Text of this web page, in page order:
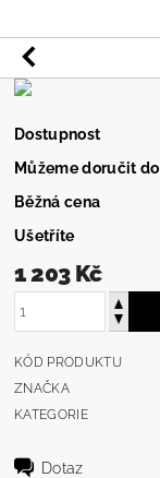
Dostupnost
Můžeme doručit do
Běžná cena
Ušetříte
1 203 Kč
KÓD PRODUKTU
ZNAČKA
KATEGORIE
Dotaz